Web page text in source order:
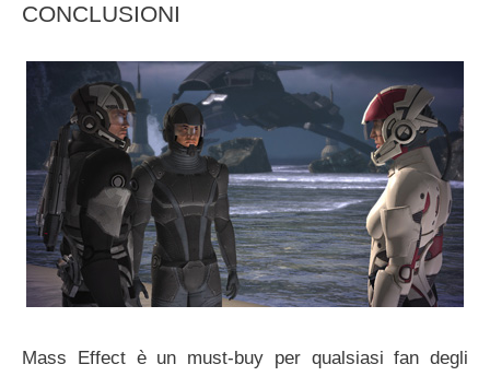
CONCLUSIONI
Mass Effect è un must-buy per qualsiasi fan degli